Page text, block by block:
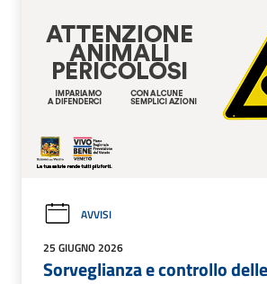
AVVISI
25 GIUGNO 2026
Sorveglianza e controllo